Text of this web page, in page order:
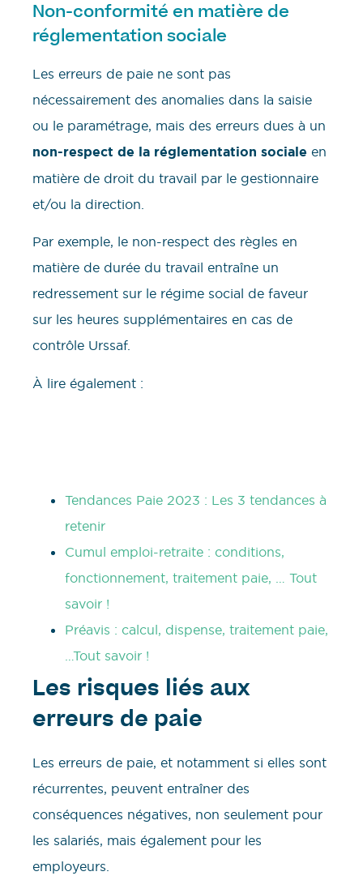
Non-conformité en matière de
réglementation sociale
Les erreurs de paie ne sont pas
nécessairement des anomalies dans la saisie
ou le paramétrage, mais des erreurs dues à un
non-respect de la réglementation sociale en
matière de droit du travail par le gestionnaire
et/ou la direction.
Par exemple, le non-respect des règles en
matière de durée du travail entraîne un
redressement sur le régime social de faveur
sur les heures supplémentaires en cas de
contrôle Urssaf.
À lire également :
Tendances Paie 2023 : Les 3 tendances à
retenir
Cumul emploi-retraite : conditions,
fonctionnement, traitement paie, … Tout
savoir !
Préavis : calcul, dispense, traitement paie,
…Tout savoir !
Les risques liés aux
erreurs de paie
Les erreurs de paie, et notamment si elles sont
récurrentes, peuvent entraîner des
conséquences négatives, non seulement pour
les salariés, mais également pour les
employeurs.